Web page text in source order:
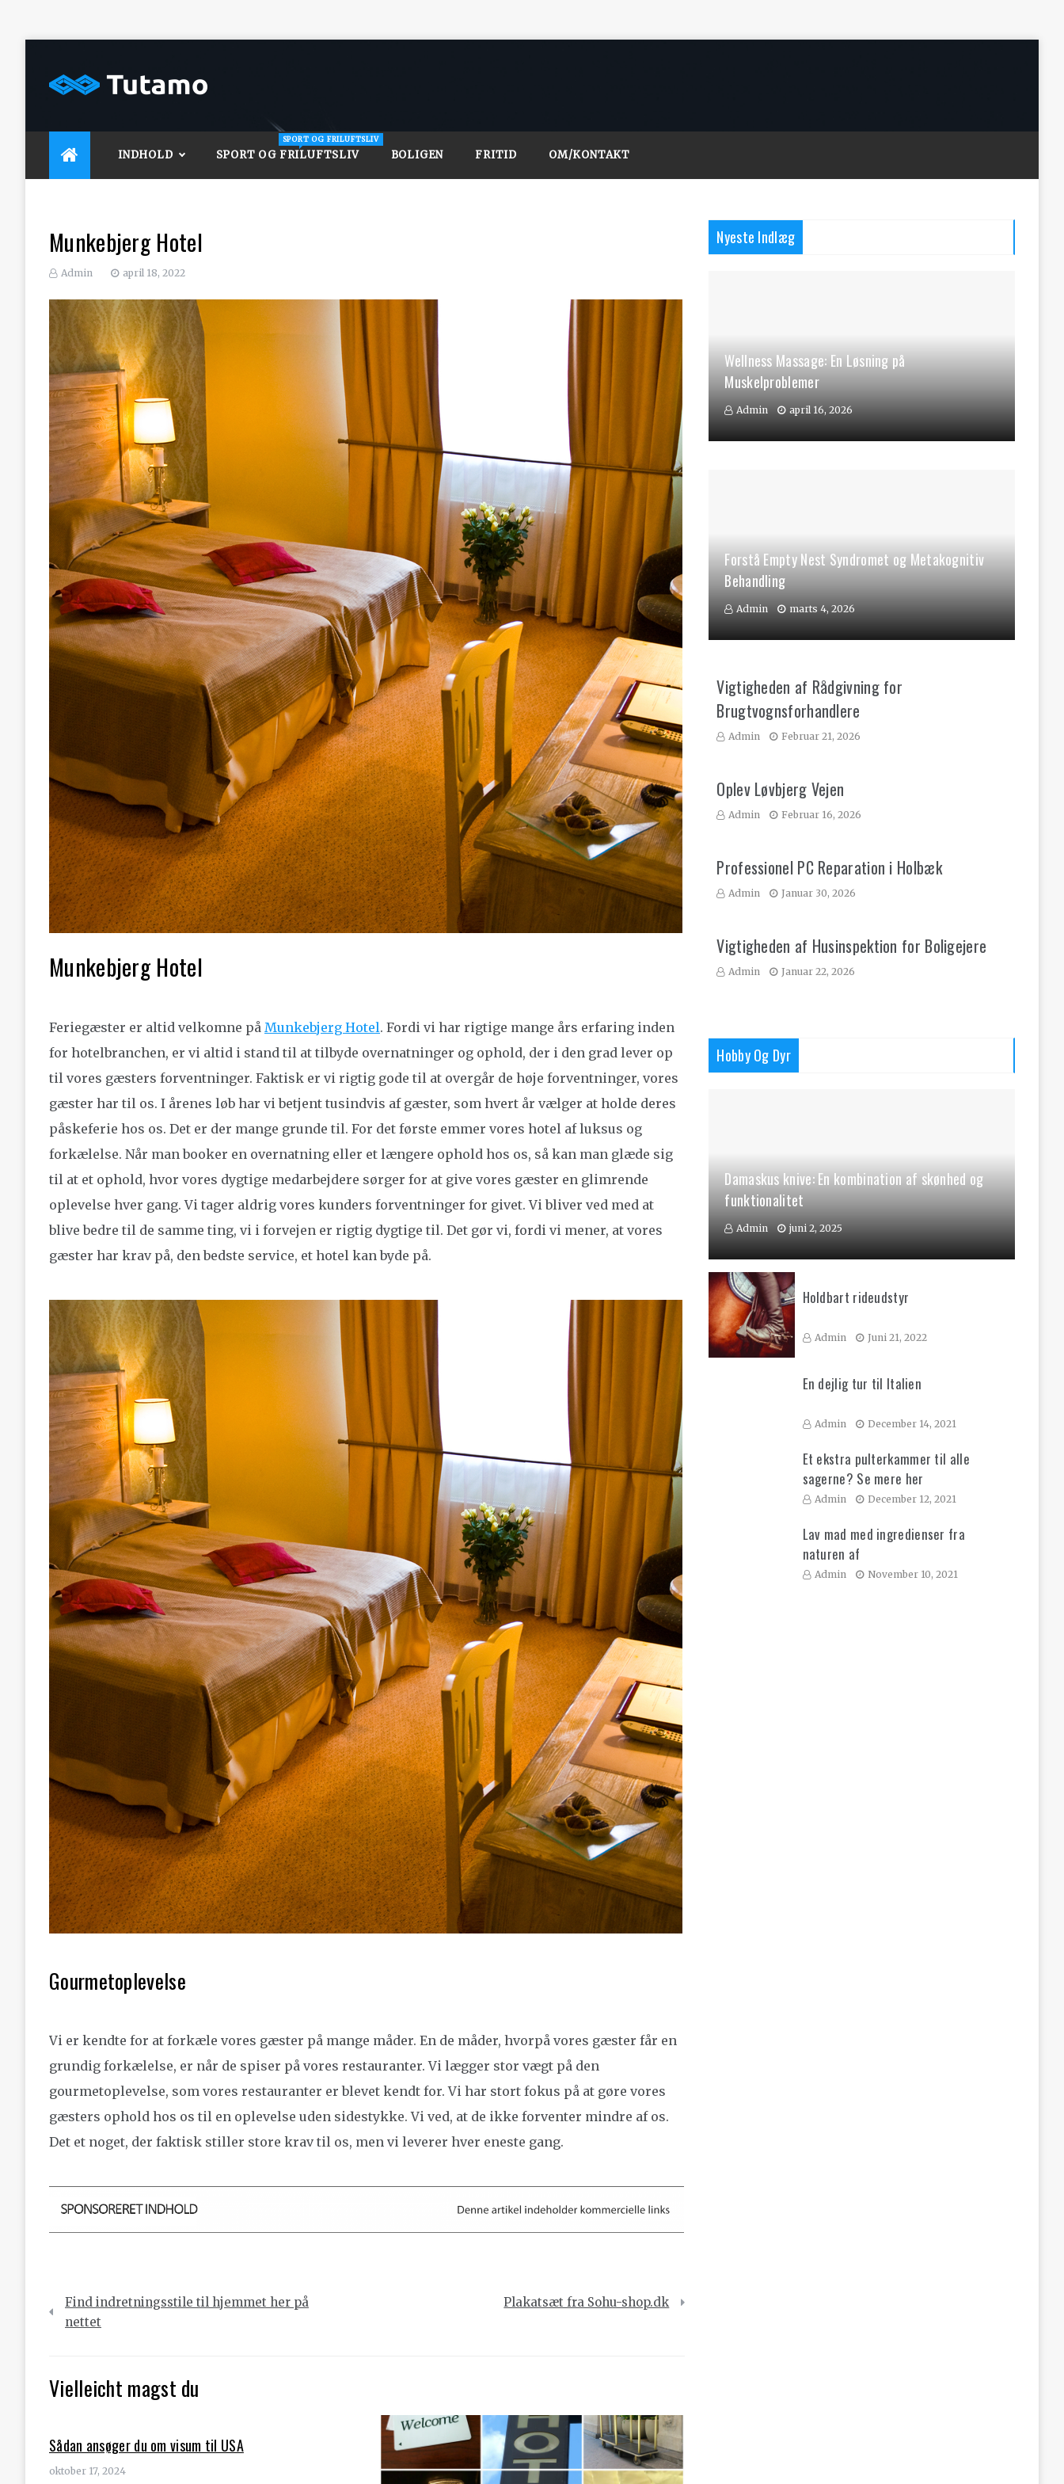
content
INDHOLD SPORT OG FRILUFTSLIV
SPORT OG FRILUFTSLIV
BOLIGEN FRITID OM/KONTAKT
Munkebjerg Hotel
Admin april 18, 2022
Munkebjerg Hotel
Feriegæster er altid velkomne på Munkebjerg Hotel. Fordi vi har rigtige mange års erfaring inden
for hotelbranchen, er vi altid i stand til at tilbyde overnatninger og ophold, der i den grad lever op
til vores gæsters forventninger. Faktisk er vi rigtig gode til at overgår de høje forventninger, vores
gæster har til os. I årenes løb har vi betjent tusindvis af gæster, som hvert år vælger at holde deres
påskeferie hos os. Det er der mange grunde til. For det første emmer vores hotel af luksus og
forkælelse. Når man booker en overnatning eller et længere ophold hos os, så kan man glæde sig
til at et ophold, hvor vores dygtige medarbejdere sørger for at give vores gæster en glimrende
oplevelse hver gang. Vi tager aldrig vores kunders forventninger for givet. Vi bliver ved med at
blive bedre til de samme ting, vi i forvejen er rigtig dygtige til. Det gør vi, fordi vi mener, at vores
gæster har krav på, den bedste service, et hotel kan byde på.
Gourmetoplevelse
Vi er kendte for at forkæle vores gæster på mange måder. En de måder, hvorpå vores gæster får en
grundig forkælelse, er når de spiser på vores restauranter. Vi lægger stor vægt på den
gourmetoplevelse, som vores restauranter er blevet kendt for. Vi har stort fokus på at gøre vores
gæsters ophold hos os til en oplevelse uden sidestykke. Vi ved, at de ikke forventer mindre af os.
Det et noget, der faktisk stiller store krav til os, men vi leverer hver eneste gang.
Indlægsnavigation
Find indretningsstile til hjemmet her på
nettet
Plakatsæt fra Sohu-shop.dk
Vielleicht magst du
Sådan ansøger du om visum til USA
oktober 17, 2024
Nyeste Indlæg
Wellness Massage: En Løsning på
Muskelproblemer
Admin april 16, 2026
Forstå Empty Nest Syndromet og Metakognitiv
Behandling
Admin marts 4, 2026
Vigtigheden af Rådgivning for
Brugtvognsforhandlere
Admin Februar 21, 2026
Oplev Løvbjerg Vejen
Admin Februar 16, 2026
Professionel PC Reparation i Holbæk
Admin Januar 30, 2026
Vigtigheden af Husinspektion for Boligejere
Admin Januar 22, 2026
Hobby Og Dyr
Damaskus knive: En kombination af skønhed og
funktionalitet
Admin juni 2, 2025
Holdbart rideudstyr
Admin Juni 21, 2022
En dejlig tur til Italien
Admin December 14, 2021
Et ekstra pulterkammer til alle
sagerne? Se mere her
Admin December 12, 2021
Lav mad med ingredienser fra
naturen af
Admin November 10, 2021